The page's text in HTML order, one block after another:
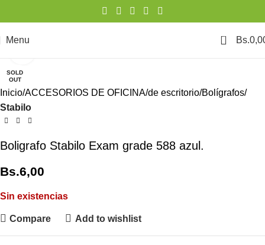
Menu 0 Bs.
SOLD
OUT
Inicio ACCESORIOS DE OFICINA de escritorio Bolígrafos
Stabilo
Boligrafo Stabilo Exam grade 588 azul.
Bs.6,00
Sin existencias
Compare Add to wishlist